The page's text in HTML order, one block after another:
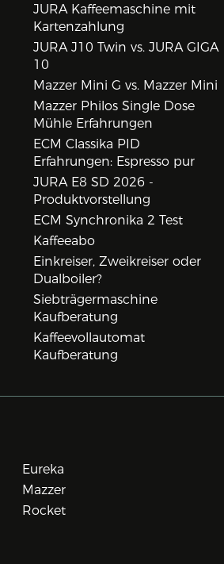
JURA Kaffeemaschine mit
Kartenzahlung
JURA J10 Twin vs. JURA GIGA
10
Mazzer Mini G vs. Mazzer Mini
Mazzer Philos Single Dose
Mühle Erfahrungen
ECM Classika PID
Erfahrungen: Espresso pur
JURA E8 SD 2026 -
Produktvorstellung
ECM Synchronika 2 Test
Kaffeeabo
Einkreiser, Zweikreiser oder
Dualboiler?
Siebträgermaschine
Kaufberatung
Kaffeevollautomat
Kaufberatung
Eureka
Mazzer
Rocket